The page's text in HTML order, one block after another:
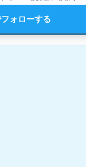
ォローする